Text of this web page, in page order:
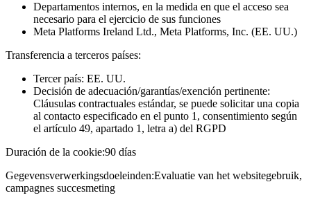
Departamentos internos, en la medida en que el acceso sea
necesario para el ejercicio de sus funciones
Meta Platforms Ireland Ltd., Meta Platforms, Inc. (EE. UU.)
Transferencia a terceros países:
Tercer país: EE. UU.
Decisión de adecuación/garantías/exención pertinente:
Cláusulas contractuales estándar, se puede solicitar una copia
al contacto especificado en el punto 1, consentimiento según
el artículo 49, apartado 1, letra a) del RGPD
Duración de la cookie:90 días
Gegevensverwerkingsdoeleinden:Evaluatie van het websitegebruik,
campagnes succesmeting